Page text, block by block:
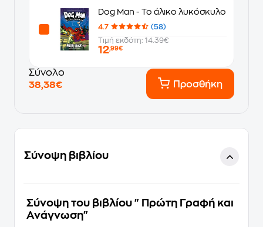
Dog Man - Το άλικο λυκόσκυλο
4.7
(58)
Τιμή εκδότη: 14.39€
12,99€
Σύνολο
38,38€
Προσθήκη
Σύνοψη βιβλίου
Σύνοψη του βιβλίου "Πρώτη Γραφή και
Ανάγνωση"